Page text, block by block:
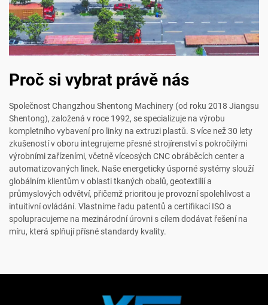
Proč si vybrat právě nás
Společnost Changzhou Shentong Machinery (od roku 2018 Jiangsu
Shentong), založená v roce 1992, se specializuje na výrobu
kompletního vybavení pro linky na extruzi plastů. S více než 30 lety
zkušeností v oboru integrujeme přesné strojírenství s pokročilými
výrobními zařízeními, včetně víceosých CNC obráběcích center a
automatizovaných linek. Naše energeticky úsporné systémy slouží
globálním klientům v oblasti tkaných obalů, geotextilií a
průmyslových odvětví, přičemž prioritou je provozní spolehlivost a
intuitivní ovládání. Vlastníme řadu patentů a certifikací ISO a
spolupracujeme na mezinárodní úrovni s cílem dodávat řešení na
míru, která splňují přísné standardy kvality.